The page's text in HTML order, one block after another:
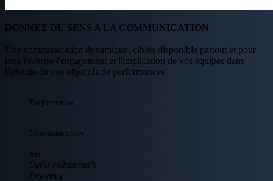
DONNEZ DU SENS A LA COMMUNICATION
Une communication dynamique, ciblée disponible partout et pour
tous favorise l'engagement et l'implication de vos équipes dans
l'atteinte de vos objectifs de performances
Performance
Communication
RH
Outils collaboratifs
Processus